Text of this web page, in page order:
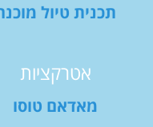
תכנית טיול
אטרקציות
מאדאם טוסו